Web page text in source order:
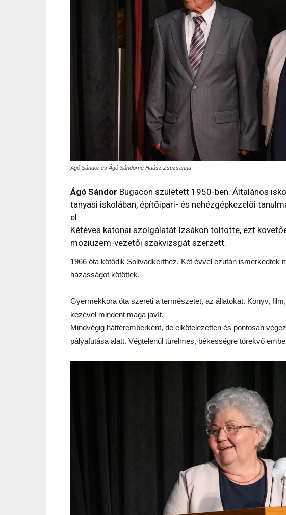
Ágó Sándor és Ágó Sándorné Haász Zsuzsanna
Ágó Sándor Bugacon született 1950-ben. Általános
tanyasi iskolában, építőipari- és nehézgépkezelői
el.
Kétéves katonai szolgálatát Izsákon töltötte, ezt
moziüzem-vezetői szakvizsgát szerzett.
1966 óta kötődik Soltvadkerthez. Két évvel ezután ismerkedtek
házasságot kötöttek.
Gyermekkora óta szereti a természetet, az állatokat. Könyv,
kezével mindent maga javít.
Mindvégig háttéremberként, de elkötelezetten és pontosan
pályafutása alatt. Végtelenül türelmes, békességre törekvő